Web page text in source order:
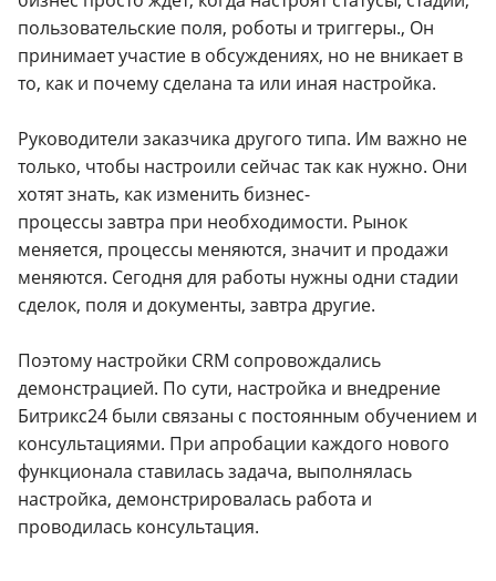
пользовательские поля, роботы и триггеры., Он
принимает участие в обсуждениях, но не вникает в
то, как и почему сделана та или иная настройка.
Руководители заказчика другого типа. Им важно не
только, чтобы настроили сейчас так как нужно. Они
хотят знать, как изменить бизнес-
процессы завтра при необходимости. Рынок
меняется, процессы меняются, значит и продажи
меняются. Сегодня для работы нужны одни стадии
сделок, поля и документы, завтра другие.
Поэтому настройки CRM сопровождались
демонстрацией. По сути, настройка и внедрение
Битрикс24 были связаны с постоянным обучением и
консультациями. При апробации каждого нового
функционала ставилась задача, выполнялась
настройка, демонстрировалась работа и
проводилась консультация.